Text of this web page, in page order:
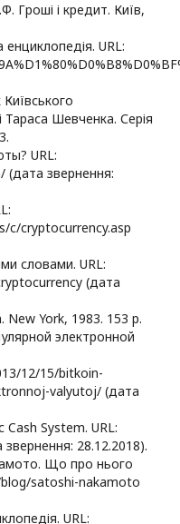
Гроші і кредит. Київ,
енциклопедія. URL:
Тараса Шевченка. Серія
URL:
звернення:
c/cryptocurrency.asp
словами. URL:
(дата
New York, 1983. 153 p.
электронной
12/15/bitkoin-
valyutoj/ (дата
System. URL:
28.12.2018).
Що про нього
satoshi-nakamoto
URL: